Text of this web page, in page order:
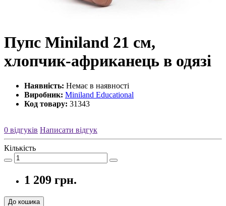
Пупс Miniland 21 см,
хлопчик-африканець в одязі
Наявність: Немає в наявності
Виробник: Miniland Educational
Код товару: 31343
0 відгуків Написати відгук
Кількість
1 209 грн.
До кошика